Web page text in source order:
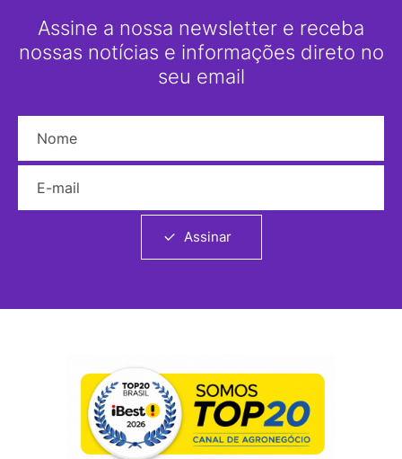
Assine a nossa newsletter e receba
nossas notícias e informações direto no
seu email
Assinar